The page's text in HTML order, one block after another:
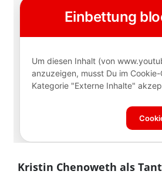
Kristin Chenoweth als